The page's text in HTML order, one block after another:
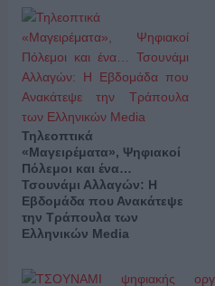
Τηλεοπτικά
«Μαγειρέματα», Ψηφιακοί
Πόλεμοι και ένα…
Τσουνάμι Αλλαγών: Η
Εβδομάδα που Ανακάτεψε
την Τράπουλα των
Ελληνικών Media